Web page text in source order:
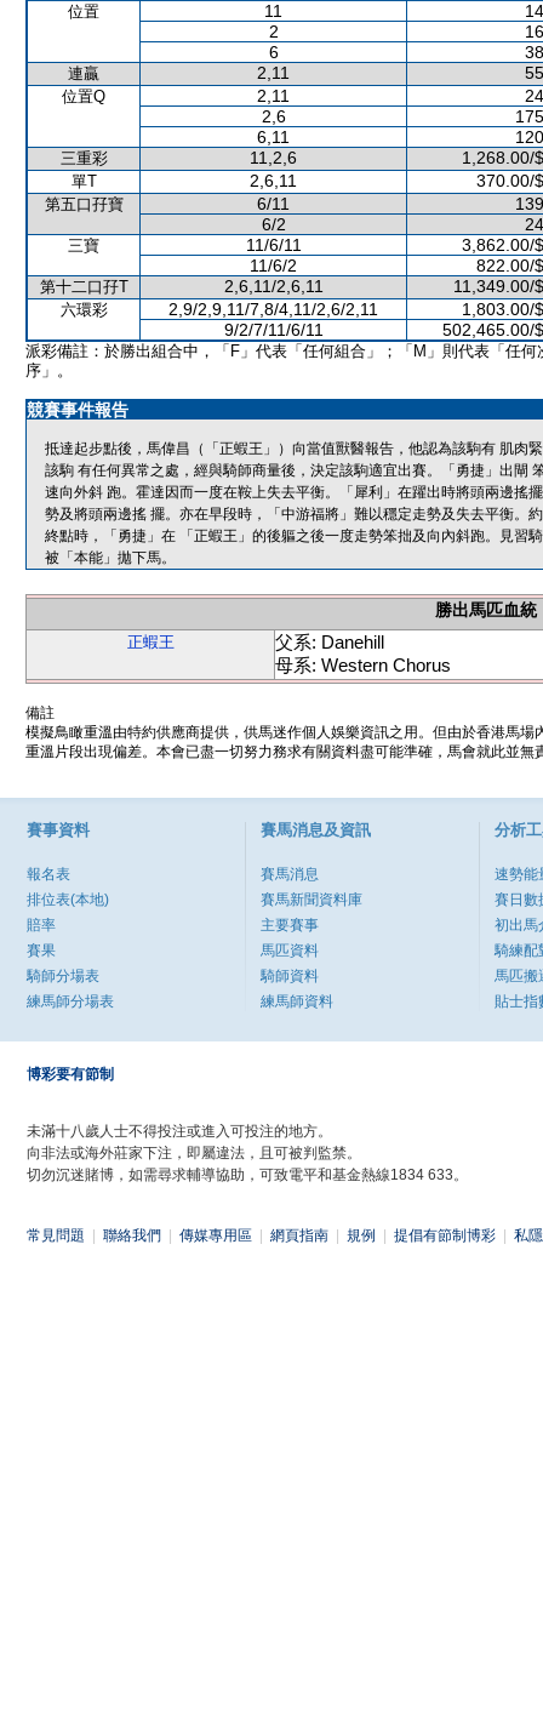
位置 11
2
6
連贏 2,11
位置Q 2,11
2,6
6,11
三重彩 11,2,6 1,268.00/
單T 2,6,11 370.00/
第五口孖寶 6/11
6/2
三寶 11/6/11
3,862.00/
11/6/2
822.00/
第十二口孖T 2,6,11/2,6,11 11,349.00/
六環彩 2,9/2,9,11/7,8/4,11/2,6/2,11
1,803.00/
9/2/7/11/6/11
502,465.00/
派彩備註：於勝出組合中，「F」代表「任何組合」；「M」則代表「任何
序」。
競賽事件報告
抵達起步點後，馬偉昌（「正蝦王」）向當值獸醫報告，他認為該駒有 肌肉
該駒 有任何異常之處，經與騎師商量後，決定該駒適宜出賽。「勇捷」出閘
速向外斜 跑。霍達因而一度在鞍上失去平衡。「犀利」在躍出時將頭兩邊搖
勢及將頭兩邊搖 擺。亦在早段時，「中游福將」難以穩定走勢及失去平衡。
終點時，「勇捷」在 「正蝦王」的後軀之後一度走勢笨拙及向內斜跑。見習
被「本能」拋下馬。
勝出馬匹血統
正蝦王
父系: Danehill
母系: Western Chorus
備註
模擬鳥瞰重溫由特約供應商提供，供馬迷作個人娛樂資訊之用。但由於香港馬
重溫片段出現偏差。本會已盡一切努力務求有關資料盡可能準確，馬會就此並
賽事資料
報名表
排位表(本地)
賠率
賽果
騎師分場表
練馬師分場表
賽馬消息及資訊
賽馬消息
賽馬新聞資料庫
主要賽事
馬匹資料
騎師資料
練馬師資料
分析
速勢能
賽日數
初出馬
騎練配
馬匹搬
貼士指
博彩要有節制
未滿十八歲人士不得投注或進入可投注的地方。
向非法或海外莊家下注，即屬違法，且可被判監禁。
切勿沉迷賭博，如需尋求輔導協助，可致電平和基金熱線1834 633。
常見問題 聯絡我們 傳媒專用區 網頁指南 規例 提倡有節制博彩 私